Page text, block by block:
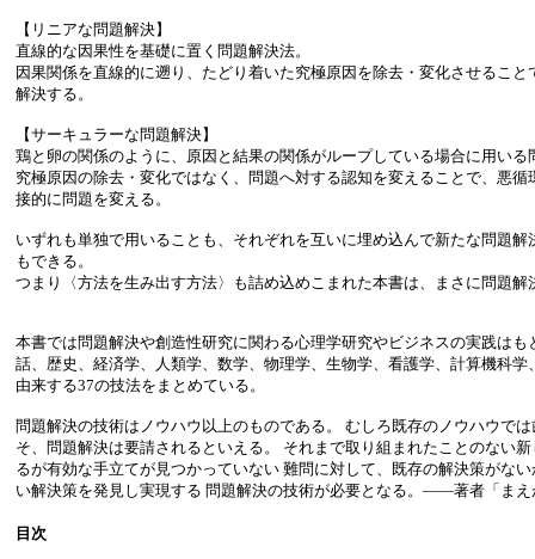
【リニアな問題解決】
直線的な因果性を基礎に置く問題解決法。
因果関係を直線的に遡り、たどり着いた究極原因を除去・変化させるこ
解決する。
【サーキュラーな問題解決】
鶏と卵の関係のように、原因と結果の関係がループしている場合に用いる
究極原因の除去・変化ではなく、問題へ対する認知を変えることで、悪循
接的に問題を変える。
いずれも単独で用いることも、それぞれを互いに埋め込んで新たな問題解
もできる。
つまり〈方法を生み出す方法〉も詰め込めこまれた本書は、まさに問題解
本書では問題解決や創造性研究に関わる心理学研究やビジネスの実践はも
話、歴史、経済学、人類学、数学、物理学、生物学、看護学、計算機科学
由来する37の技法をまとめている。
問題解決の技術はノウハウ以上のものである。 むしろ既存のノウハウで
そ、問題解決は要請されるといえる。 それまで取り組まれたことのない
るが有効な手立てが見つかっていない 難問に対して、既存の解決策がな
い解決策を発見し実現する 問題解決の技術が必要となる。――著者「まえ
目次